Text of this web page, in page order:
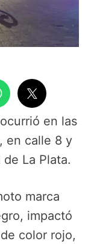
en las
en calle 8 y
La Plata.
marca
impactó
color rojo,